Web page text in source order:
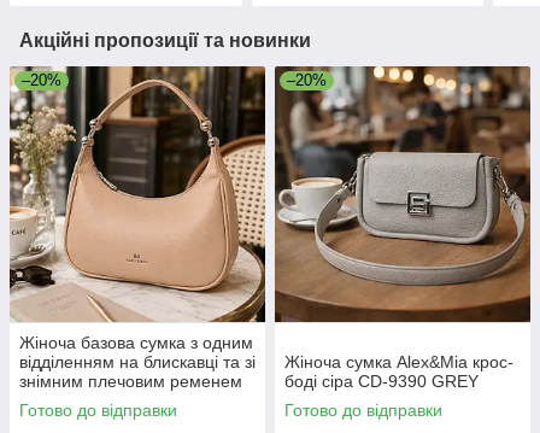
Акційні пропозиції та новинки
–20%
Жіноча базова сумка з одним
відділенням на блискавці та зі
знімним плечовим ременем
екошкіра бежевий Alex&Mia
CD-9128
Готово до відправки
–20%
Жіноча сумка Alex&Mia крос-
боді сіра CD-9390 GREY
Готово до відправки